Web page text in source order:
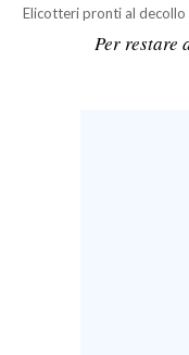
TENNIS
ALTRI SPORT
Elicotteri pronti al decollo
Per restare